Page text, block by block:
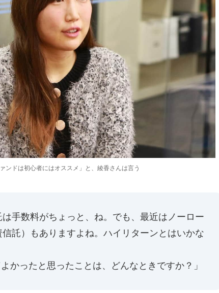
ンドは初心者にはオススメ」と、綾香さんは言う
手数料がちょっと、ね。でも、最近はノーロー
託）もありますよね。ハイリターンとはいかな
かったと思ったことは、どんなときですか？」